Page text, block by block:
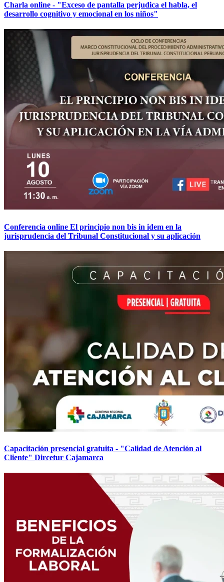
Charla online - "Exceso de pantalla perjudica el habla, el
desarrollo cognitivo y emocional en los niños"
Conferencia online El principio non bis in idem en la
jurisprudencia del Tribunal Constitucional y su aplicación
Capacitación presencial gratuita - "Calidad de Atención al
Cliente" Dircetur Cajamarca